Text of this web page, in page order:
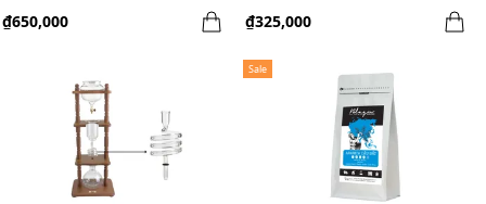
Coffee Roasted
₫650,000 ₫325,000
Sale